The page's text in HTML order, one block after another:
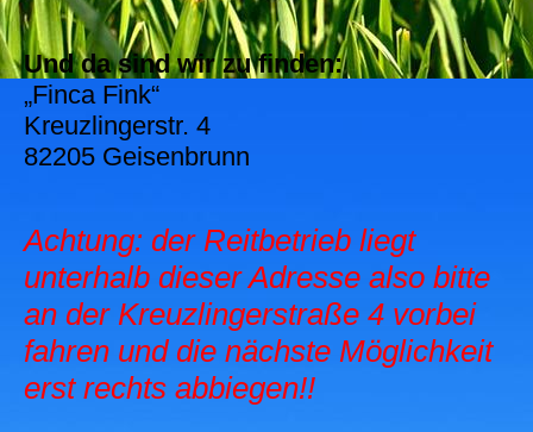
Und da sind wir zu finden:
„Finca Fink“
Kreuzlingerstr. 4
82205 Geisenbrunn
Achtung: der Reitbetrieb liegt
unterhalb dieser Adresse also bitte
an der Kreuzlingerstraße 4 vorbei
fahren und die nächste Möglichkeit
erst rechts abbiegen!!